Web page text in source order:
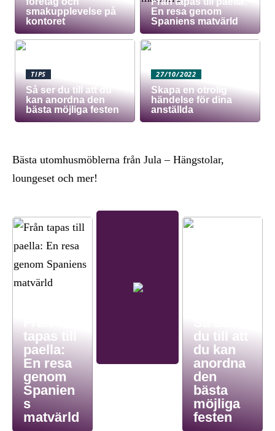
smakupplevelse på
kontoret
En resa genom
Spaniens matvärld
TIPS
Så ser du till att du
kan anordna den
bästa möjliga festen
27/10/2022
Skapa en otrolig
händelse för dina
anställda
Bästa utomhusmöblerna från Jula – Hängstolar,
loungeset och mer!
tapas till
paella:
En resa
genom
Spanien
s
matvärld
du till att
du kan
anordna
den
bästa
möjliga
festen